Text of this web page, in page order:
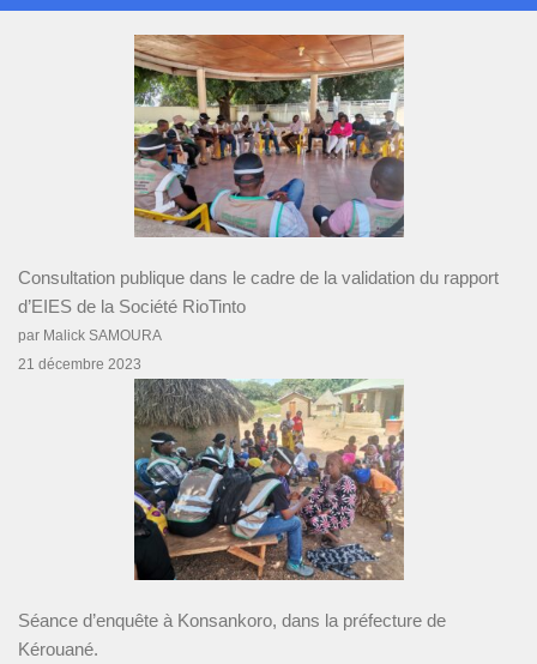
Consultation publique dans le cadre de la validation du rapport
d’EIES de la Société RioTinto
par Malick SAMOURA
21 décembre 2023
Séance d’enquête à Konsankoro, dans la préfecture de
Kérouané.